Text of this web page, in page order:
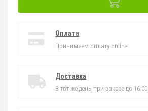
Оплата
Принимаем оплату online
Доставка
В тот же день при заказе до 16:00